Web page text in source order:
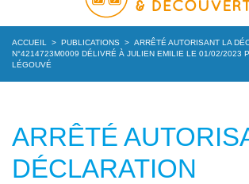
ACCUEIL > PUBLICATIONS > ARRÊTÉ AUTORISANT LA
N°4214723M0009 DÉLIVRÉ À JULIEN EMILIE LE 01/02/2023
LÉGOUVÉ
ARRÊTÉ
DÉCLARATION